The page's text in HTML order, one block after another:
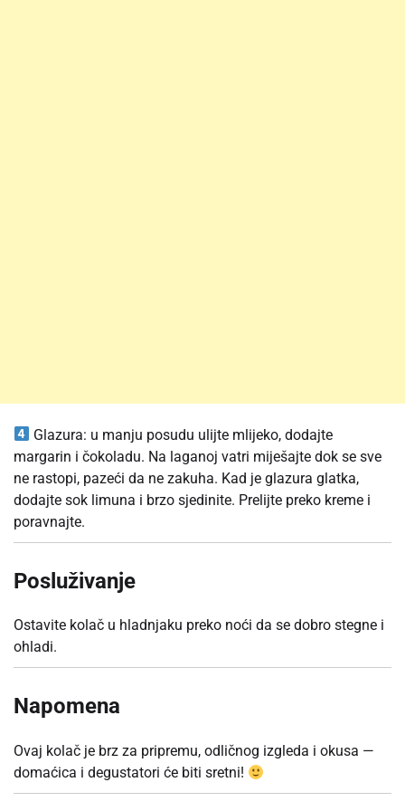
Glazura: u manju posudu ulijte mlijeko, dodajte
margarin i čokoladu. Na laganoj vatri miješajte dok se sve
ne rastopi, pazeći da ne zakuha. Kad je glazura glatka,
dodajte sok limuna i brzo sjedinite. Prelijte preko kreme i
poravnajte.
Posluživanje
Ostavite kolač u hladnjaku preko noći da se dobro stegne i
ohladi.
Napomena
Ovaj kolač je brz za pripremu, odličnog izgleda i okusa —
domaćica i degustatori će biti sretni!